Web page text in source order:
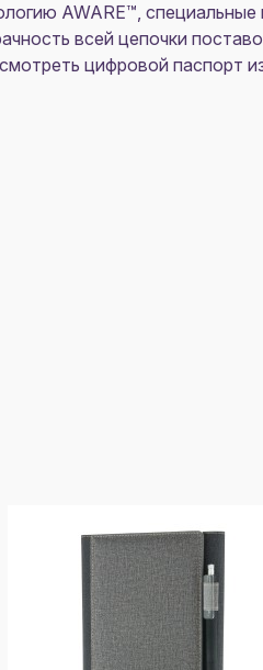
AWARE™,
всей цепочки
цифровой